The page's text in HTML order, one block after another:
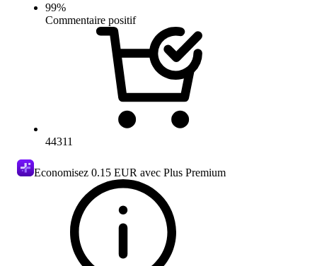
99%
Commentaire positif
44311
Economisez 0.15 EUR avec Plus Premium